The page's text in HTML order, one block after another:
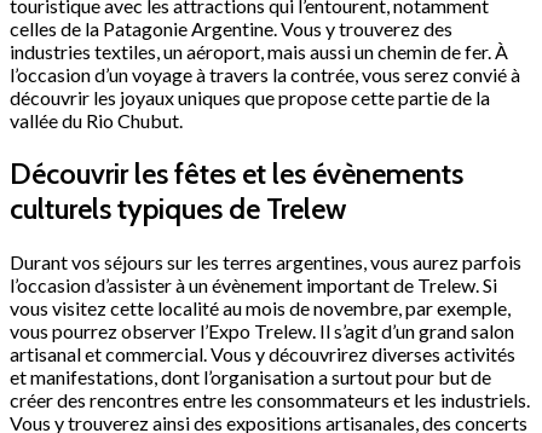
touristique avec les attractions qui l’entourent, notamment
celles de la Patagonie Argentine. Vous y trouverez des
industries textiles, un aéroport, mais aussi un chemin de fer. À
l’occasion d’un voyage à travers la contrée, vous serez convié à
découvrir les joyaux uniques que propose cette partie de la
vallée du Rio Chubut.
Découvrir les fêtes et les évènements
culturels typiques de Trelew
Durant vos séjours sur les terres argentines, vous aurez parfois
l’occasion d’assister à un évènement important de Trelew. Si
vous visitez cette localité au mois de novembre, par exemple,
vous pourrez observer l’Expo Trelew. Il s’agit d’un grand salon
artisanal et commercial. Vous y découvrirez diverses activités
et manifestations, dont l’organisation a surtout pour but de
créer des rencontres entre les consommateurs et les industriels.
Vous y trouverez ainsi des expositions artisanales, des concerts